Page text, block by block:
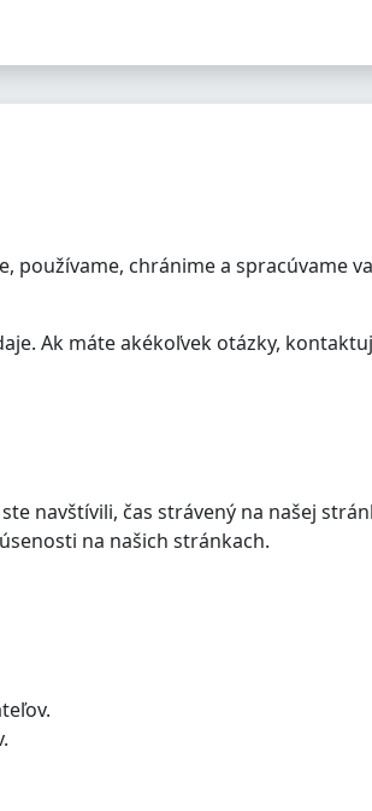
chránime a spracúvame
Ak máte akékoľvek otázky,
navštívili, čas strávený na našej
na našich stránkach.